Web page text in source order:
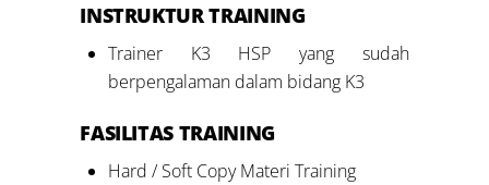
INSTRUKTUR TRAINING
Trainer K3 HSP yang sudah
berpengalaman dalam bidang K3
FASILITAS TRAINING
Hard / Soft Copy Materi Training